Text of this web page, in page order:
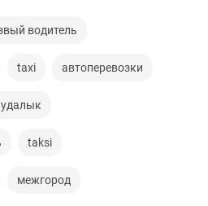
водитель
taxi автоперевозки
taksi
межгород